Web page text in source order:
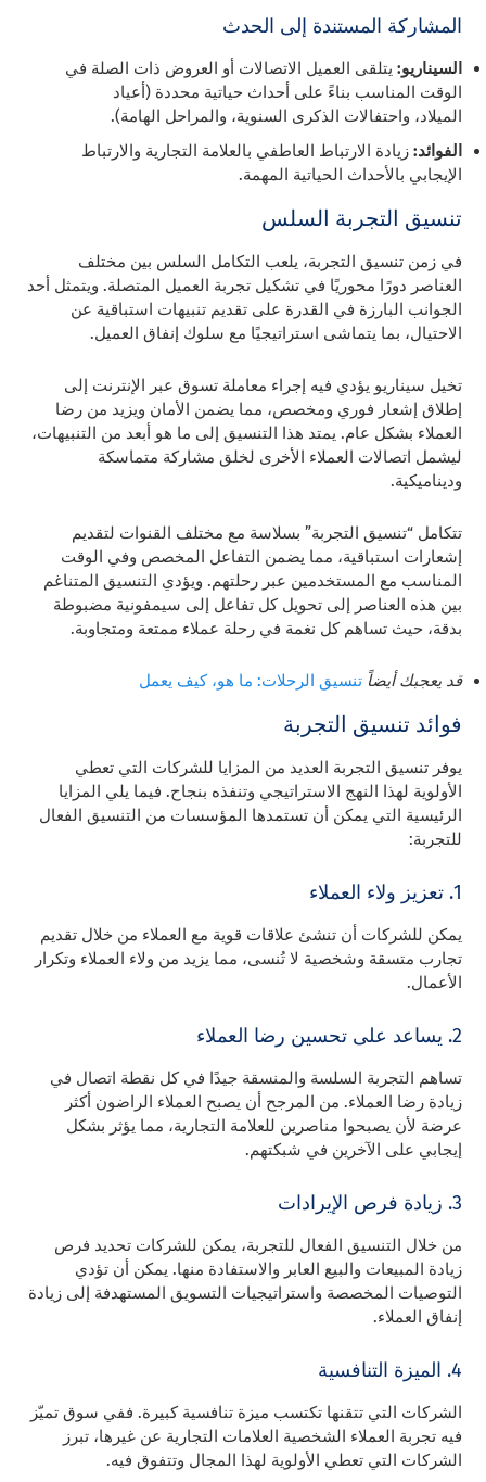
المشاركة المستندة إلى الحدث
السيناريو: يتلقى العميل الاتصالات أو العروض ذات الصلة في
الوقت المناسب بناءً على أحداث حياتية محددة (أعياد
الميلاد، واحتفالات الذكرى السنوية، والمراحل الهامة).
الفوائد: زيادة الارتباط العاطفي بالعلامة التجارية والارتباط
الإيجابي بالأحداث الحياتية المهمة.
تنسيق التجربة السلس
في زمن تنسيق التجربة، يلعب التكامل السلس بين مختلف
العناصر دورًا محوريًا في تشكيل تجربة العميل المتصلة. ويتمثل أحد
الجوانب البارزة في القدرة على تقديم تنبيهات استباقية عن
الاحتيال، بما يتماشى استراتيجيًا مع سلوك إنفاق العميل.
تخيل سيناريو يؤدي فيه إجراء معاملة تسوق عبر الإنترنت إلى
إطلاق إشعار فوري ومخصص، مما يضمن الأمان ويزيد من رضا
العملاء بشكل عام. يمتد هذا التنسيق إلى ما هو أبعد من التنبيهات،
ليشمل اتصالات العملاء الأخرى لخلق مشاركة متماسكة
وديناميكية.
تتكامل “تنسيق التجربة” بسلاسة مع مختلف القنوات لتقديم
إشعارات استباقية، مما يضمن التفاعل المخصص وفي الوقت
المناسب مع المستخدمين عبر رحلتهم. ويؤدي التنسيق المتناغم
بين هذه العناصر إلى تحويل كل تفاعل إلى سيمفونية مضبوطة
بدقة، حيث تساهم كل نغمة في رحلة عملاء ممتعة ومتجاوبة.
قد يعجبك أيضاً تنسيق الرحلات: ما هو، كيف يعمل
فوائد تنسيق التجربة
يوفر تنسيق التجربة العديد من المزايا للشركات التي تعطي
الأولوية لهذا النهج الاستراتيجي وتنفذه بنجاح. فيما يلي المزايا
الرئيسية التي يمكن أن تستمدها المؤسسات من التنسيق الفعال
للتجربة:
1. تعزيز ولاء العملاء
يمكن للشركات أن تنشئ علاقات قوية مع العملاء من خلال تقديم
تجارب متسقة وشخصية لا تُنسى، مما يزيد من ولاء العملاء وتكرار
الأعمال.
2. يساعد على تحسين رضا العملاء
تساهم التجربة السلسة والمنسقة جيدًا في كل نقطة اتصال في
زيادة رضا العملاء. من المرجح أن يصبح العملاء الراضون أكثر
عرضة لأن يصبحوا مناصرين للعلامة التجارية، مما يؤثر بشكل
إيجابي على الآخرين في شبكتهم.
3. زيادة فرص الإيرادات
من خلال التنسيق الفعال للتجربة، يمكن للشركات تحديد فرص
زيادة المبيعات والبيع العابر والاستفادة منها. يمكن أن تؤدي
التوصيات المخصصة واستراتيجيات التسويق المستهدفة إلى زيادة
إنفاق العملاء.
4. الميزة التنافسية
الشركات التي تتقنها تكتسب ميزة تنافسية كبيرة. ففي سوق تميّز
فيه تجربة العملاء الشخصية العلامات التجارية عن غيرها، تبرز
الشركات التي تعطي الأولوية لهذا المجال وتتفوق فيه.